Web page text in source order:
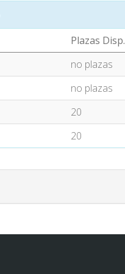
Plazas Disp.
no plazas
no plazas
20
20